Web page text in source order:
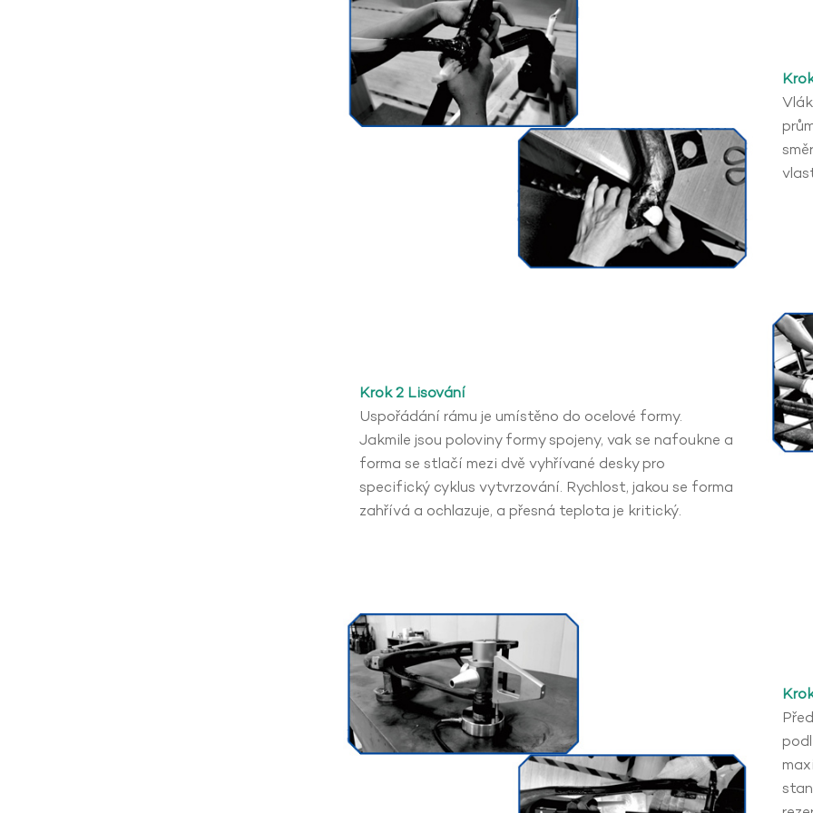
Krok 2 Lisování
Uspořádání rámu je umístěno do ocelové formy.
Jakmile jsou poloviny formy spojeny, vak se nafoukne a
forma se stlačí mezi dvě vyhřívané desky pro
specifický cyklus vytvrzování. Rychlost, jakou se forma
zahřívá a ochlazuje, a přesná teplota je kritický.